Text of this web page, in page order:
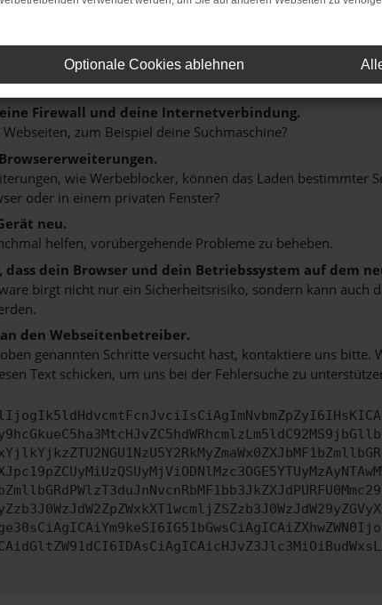
Error
Fehler aufgetreten.
Tipps, die dir helfen können:
Firewall und deine Internetverbindung.
zum Beispiel deine Suchmaschine?
wie Werbeblocker, können das Laden bestimmter
oder in einem privaten Fenster?
neu.
helfen, vorübergehende Probleme zu beheben.
dass dein Browser und dein Betriebssystem auf dem
birgt nicht nur ein Sicherheitsrisiko, sondern kann auch
den Webseitenbetreiber.
genannten Schritte versucht hast, kontaktiere uns bitte.
Text schicken, um uns bei der Fehlersuche zu
Optionale Cookies ablehnen